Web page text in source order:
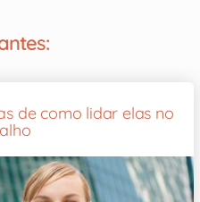
de como lidar elas no